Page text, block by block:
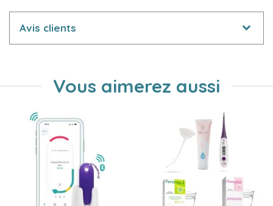
Avis clients
Vous aimerez aussi